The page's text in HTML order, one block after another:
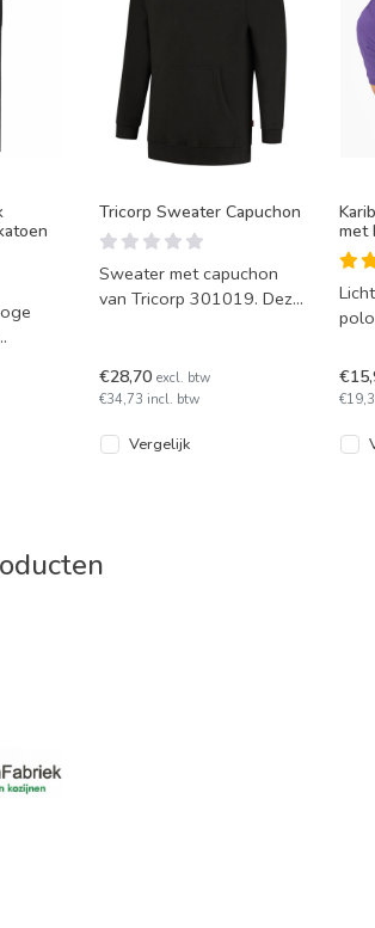
in 3
Tricorp Sweater Capuchon
Sweater met capuchon
van Tricorp 301019. Deze
€28,70 excl. btw
€34,73 incl. btw
Vergelijk
met
mat